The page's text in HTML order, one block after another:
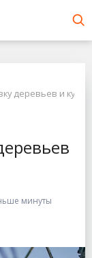
деревьев и
минуты